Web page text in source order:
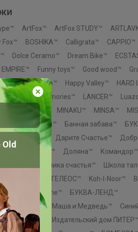
ArtFox™ ArtFox STUDY™
Fox™ BOSHIKA™ Calligrata™ CAPPIO™
Dolce Ceramo™ Dream Bike™
EMPIRE™ Funny toys™ Good wood™
Greengo™ Happy Valley™ HARD
Keep memories™ LANCER™
Me to You™ MINAKU™ MINSA™
Арт Узор™ Банная забава™
Красиво™ Дарите Счастье™
Добропаровъ™ Доляна™
Командор™
Фабрика счастья™
Школа
ГЕЛЕОС™ Koh-I-Noor™
Luazon Home™
БУКВА-ЛЕНД™
Мастер К™ Маша и Медведь™
Эксмо™
Издательский дом ПИТЕР™